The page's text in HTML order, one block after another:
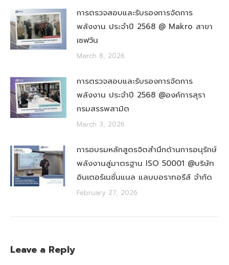
การตรวจสอบและรับรองการจัดการ
พลังงาน ประจำปี 2568 @ Makro สาขา
เซฟวัน
March 8, 2026
การตรวจสอบและรับรองการจัดการ
พลังงาน ประจำปี 2568 @องค์การสุรา
กรมสรรพสามิต
March 3, 2026
การอบรมหลักสูตรจิตสำนึกด้านการอนุรักษ์
พลังงานสู่มาตรฐาน ISO 50001 @บริษัท
อินเตอร์เนชั่นแนล แลบบอราทอรีส์ จำกัด
February 27, 2026
Leave a Reply